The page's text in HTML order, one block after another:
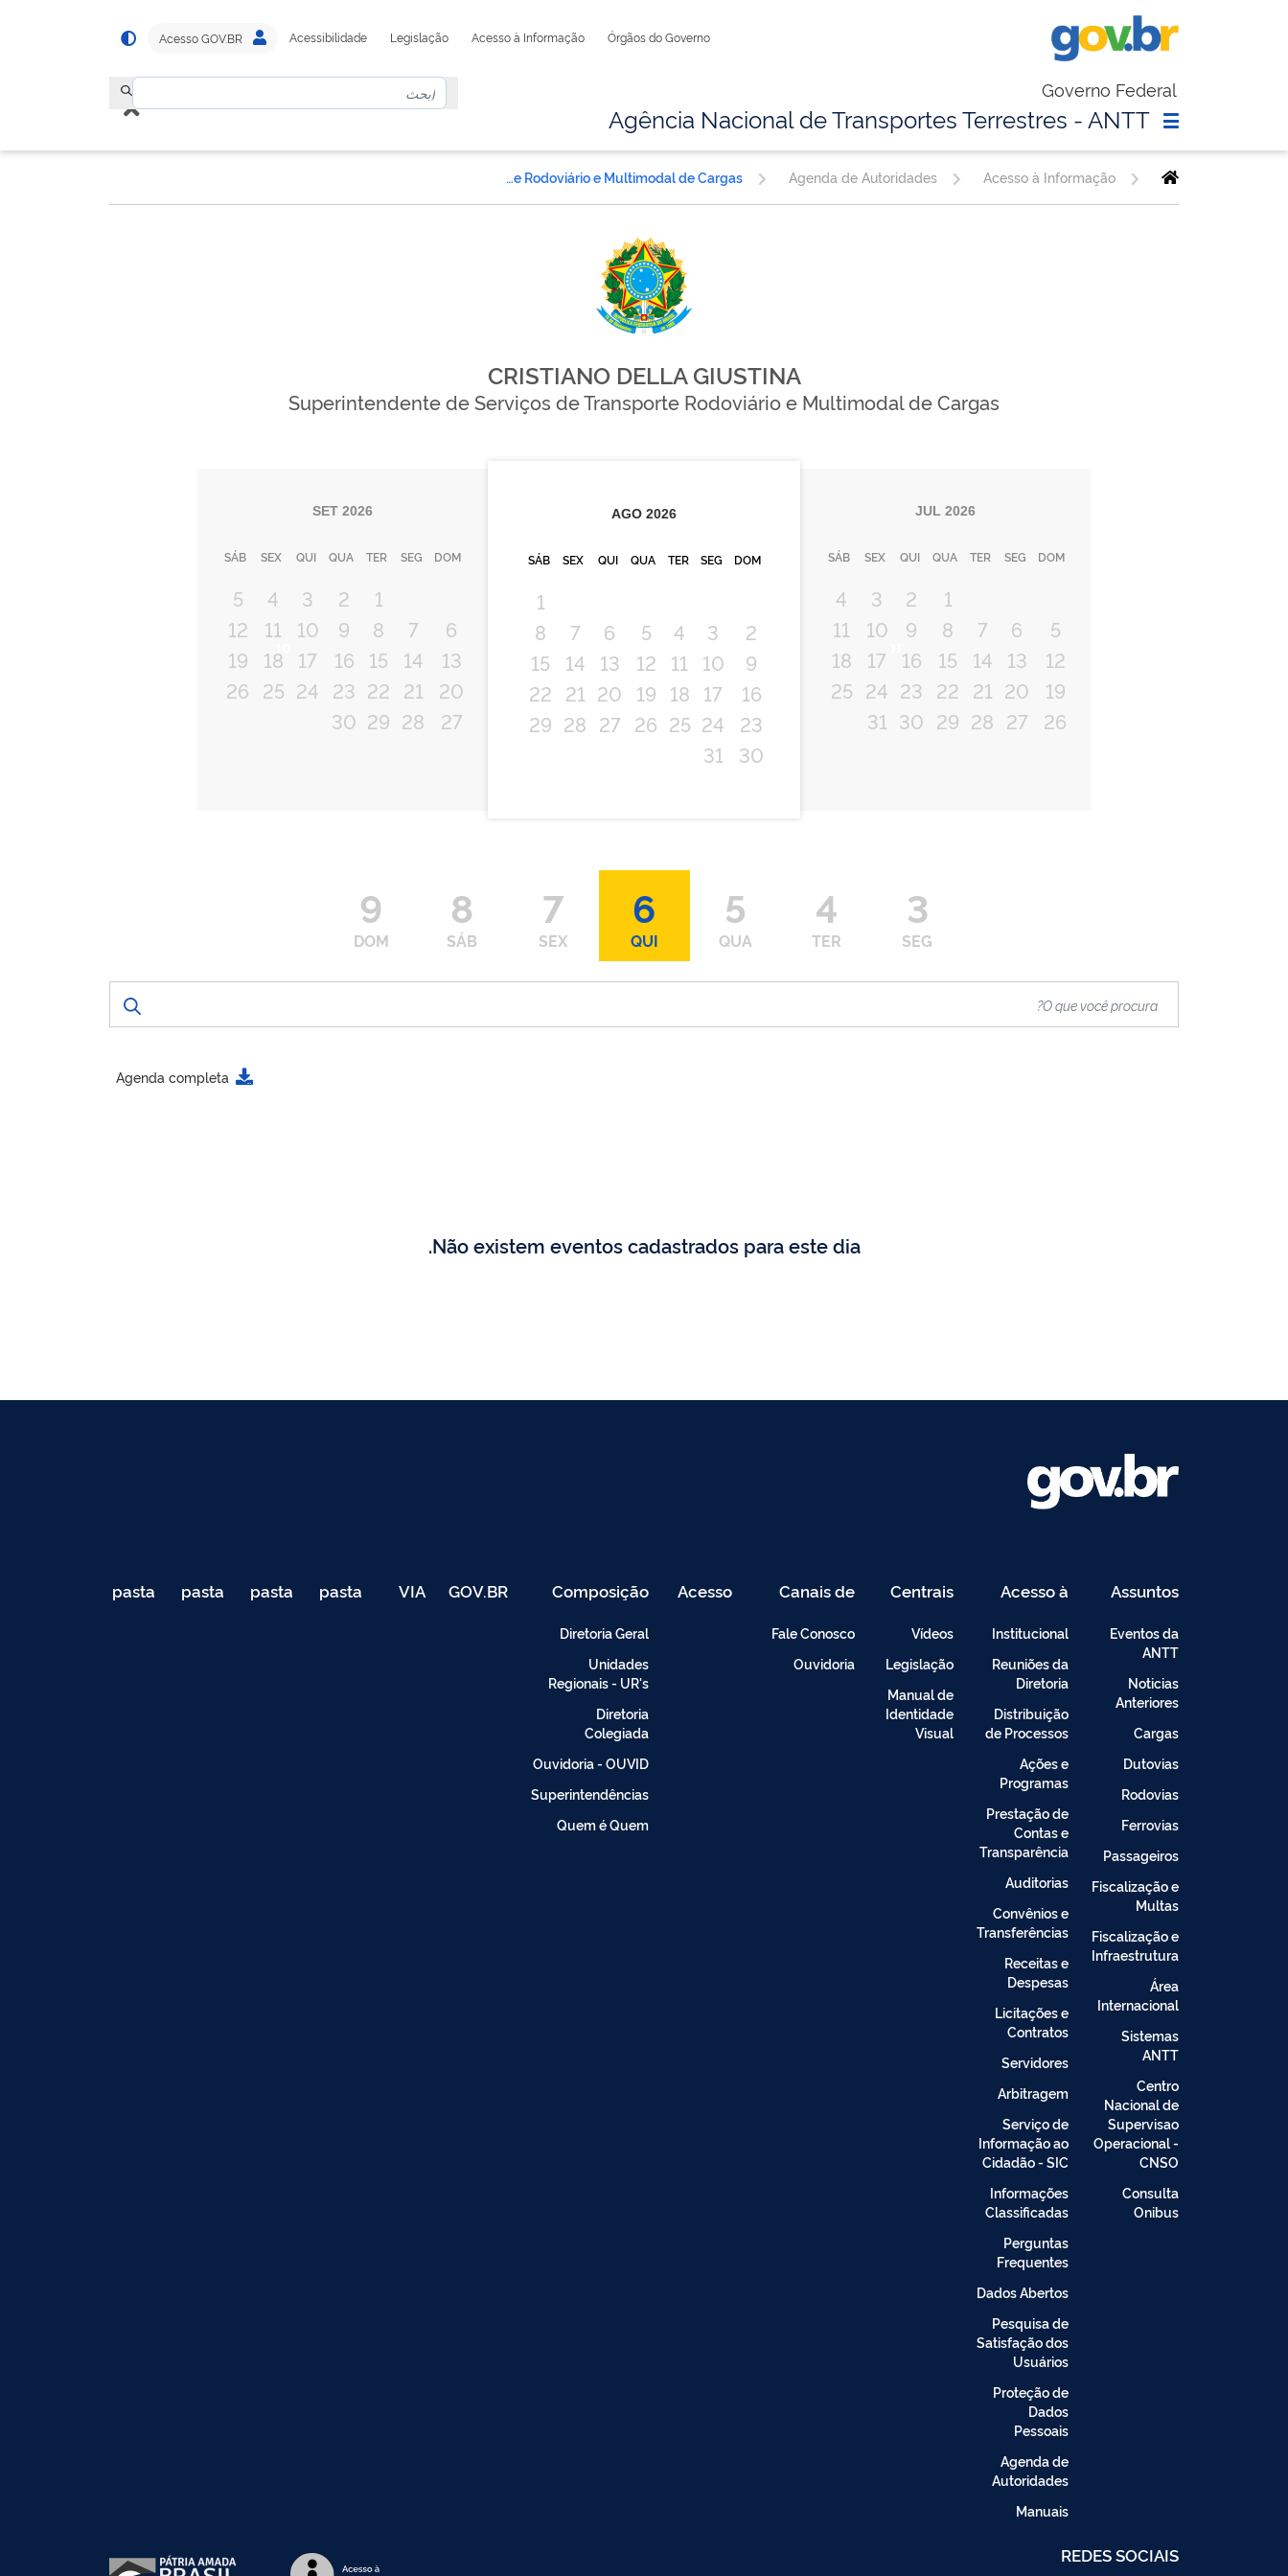
Órgãos do Governo
Acesso à Informação
Legislação
Acessibilidade
Acesso GOV.BR
Governo Federal
Agência Nacional de Transportes Terrestres - ANTT
Acesso à Informação
Agenda de Autoridades
Superintendência de Serviços de Transporte Rodoviário e Multimodal de Cargas
CRISTIANO DELLA GIUSTINA
Superintendente de Serviços de Transporte Rodoviário e Multimodal de Cargas
JUL 2026
DOM
SEG
TER
QUA
QUI
SEX
SÁB
1
2
3
4
5
6
7
8
9
10
11
12
13
14
15
16
17
18
19
20
21
22
23
24
25
26
27
28
29
30
31
AGO 2026
DOM
SEG
TER
QUA
QUI
SEX
SÁB
1
2
3
4
5
6
7
8
9
10
11
12
13
14
15
16
17
18
19
20
21
22
23
24
25
26
27
28
29
30
31
SET 2026
DOM
SEG
TER
QUA
QUI
SEX
SÁB
1
2
3
4
5
6
7
8
9
10
11
12
13
14
15
16
17
18
19
20
21
22
23
24
25
26
27
28
29
30
3
SEG
4
TER
5
QUA
6
QUI
7
SEX
8
SÁB
9
DOM
Agenda completa
Não existem eventos cadastrados para este dia.
Assuntos
Eventos da
ANTT
Noticias
Anteriores
Cargas
Dutovias
Rodovias
Ferrovias
Passageiros
Fiscalização e
Multas
Fiscalização e
Infraestrutura
Área
Internacional
Sistemas
ANTT
Centro
Nacional de
Supervisao
Operacional -
CNSO
Consulta
Onibus
Acesso à
Informação
Institucional
Reuniões da
Diretoria
Distribuição
de Processos
Ações e
Programas
Prestação de
Contas e
Transparência
Auditorias
Convênios e
Transferências
Receitas e
Despesas
Licitações e
Contratos
Servidores
Arbitragem
Serviço de
Informação ao
Cidadão - SIC
Informações
Classificadas
Perguntas
Frequentes
Dados Abertos
Pesquisa de
Satisfação dos
Usuários
Proteção de
Dados
Pessoais
Agenda de
Autoridades
Manuais
Centrais
de
Vídeos
Legislação
Manual de
Identidade
Visual
Canais de
Atendimento
Fale Conosco
Ouvidoria
Acesso
Restrito
Composição
Diretoria Geral
Unidades
Regionais - UR's
Diretoria
Colegiada
Ouvidoria - OUVID
Superintendências
Quem é Quem
GOV.BR
VIA
040
pasta
de
pasta
de
pasta
de
pasta
de
REDES SOCIAIS